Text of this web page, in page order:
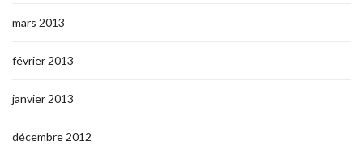
mars 2013
février 2013
janvier 2013
décembre 2012